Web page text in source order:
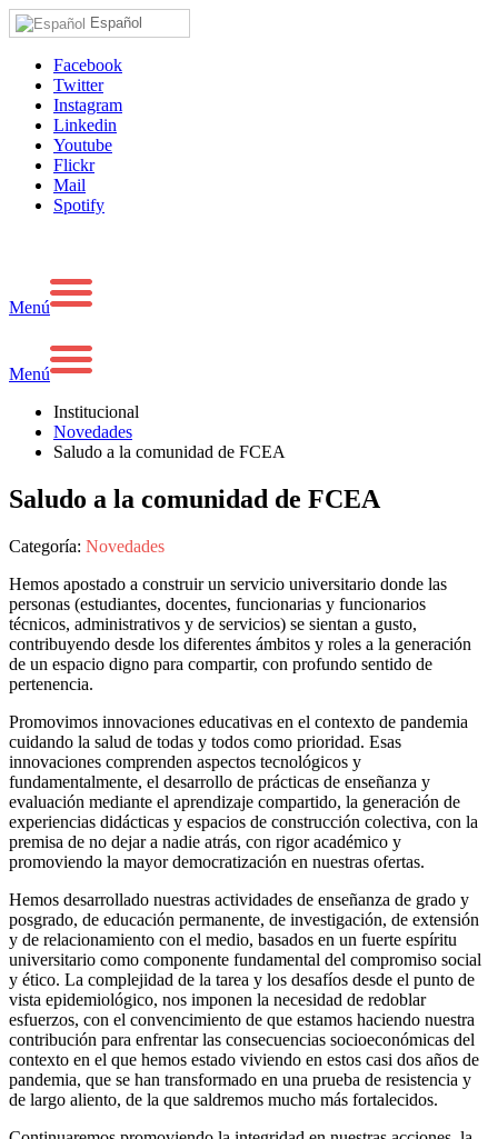
Español
Facebook
Twitter
Instagram
Linkedin
Youtube
Flickr
Mail
Spotify
Menú
Menú
Institucional
Novedades
Saludo a la comunidad de FCEA
Saludo a la comunidad de FCEA
Categoría: Novedades
Hemos apostado a construir un servicio universitario donde las
personas (estudiantes, docentes, funcionarias y funcionarios
técnicos, administrativos y de servicios) se sientan a gusto,
contribuyendo desde los diferentes ámbitos y roles a la generación
de un espacio digno para compartir, con profundo sentido de
pertenencia.
Promovimos innovaciones educativas en el contexto de pandemia
cuidando la salud de todas y todos como prioridad. Esas
innovaciones comprenden aspectos tecnológicos y
fundamentalmente, el desarrollo de prácticas de enseñanza y
evaluación mediante el aprendizaje compartido, la generación de
experiencias didácticas y espacios de construcción colectiva, con la
premisa de no dejar a nadie atrás, con rigor académico y
promoviendo la mayor democratización en nuestras ofertas.
Hemos desarrollado nuestras actividades de enseñanza de grado y
posgrado, de educación permanente, de investigación, de extensión
y de relacionamiento con el medio, basados en un fuerte espíritu
universitario como componente fundamental del compromiso social
y ético. La complejidad de la tarea y los desafíos desde el punto de
vista epidemiológico, nos imponen la necesidad de redoblar
esfuerzos, con el convencimiento de que estamos haciendo nuestra
contribución para enfrentar las consecuencias socioeconómicas del
contexto en el que hemos estado viviendo en estos casi dos años de
pandemia, que se han transformado en una prueba de resistencia y
de largo aliento, de la que saldremos mucho más fortalecidos.